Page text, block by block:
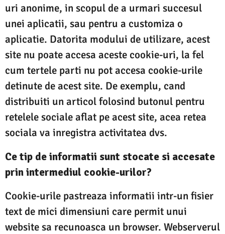
uri anonime, in scopul de a urmari succesul
unei aplicatii, sau pentru a customiza o
aplicatie. Datorita modului de utilizare, acest
site nu poate accesa aceste cookie-uri, la fel
cum tertele parti nu pot accesa cookie-urile
detinute de acest site. De exemplu, cand
distribuiti un articol folosind butonul pentru
retelele sociale aflat pe acest site, acea retea
sociala va inregistra activitatea dvs.
Ce tip de informatii sunt stocate si accesate
prin intermediul cookie-urilor?
Cookie-urile pastreaza informatii intr-un fisier
text de mici dimensiuni care permit unui
website sa recunoasca un browser. Webserverul